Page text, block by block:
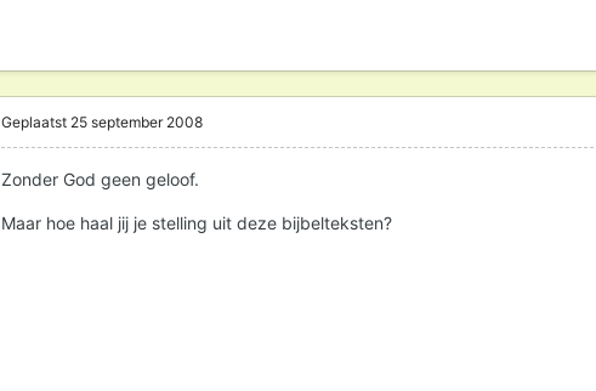
Geplaatst 25 september 2008
Zonder God geen geloof.
Maar hoe haal jij je stelling uit deze bijbelteksten?